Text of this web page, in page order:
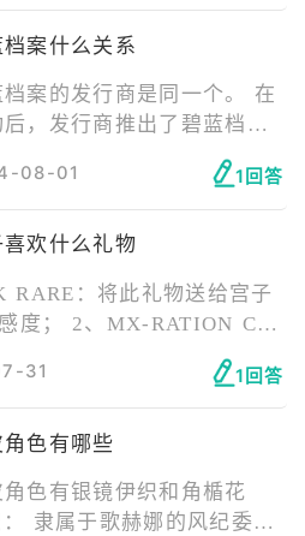
案什么关系
案的发行商是同一个。 在
，发行商推出了碧蓝档
名字相似，但是区别还是
是一个军武类游戏。游戏中
备。玩家在游戏中不仅可
还可以搭配阵容对阵敌方
08-01 1回答
欢什么礼物
RARE：将此礼物送给宫子
度； 2、MX-RATION C型
送给宫子可以增加40点好
伪装用粉底霜：将此礼物送
好感度； 4、<枪、可爱、
给宫子可以增加60点好感
31 1回答
色有哪些
色有银镜伊织和角楯花
隶属于歌赫娜的风纪委员